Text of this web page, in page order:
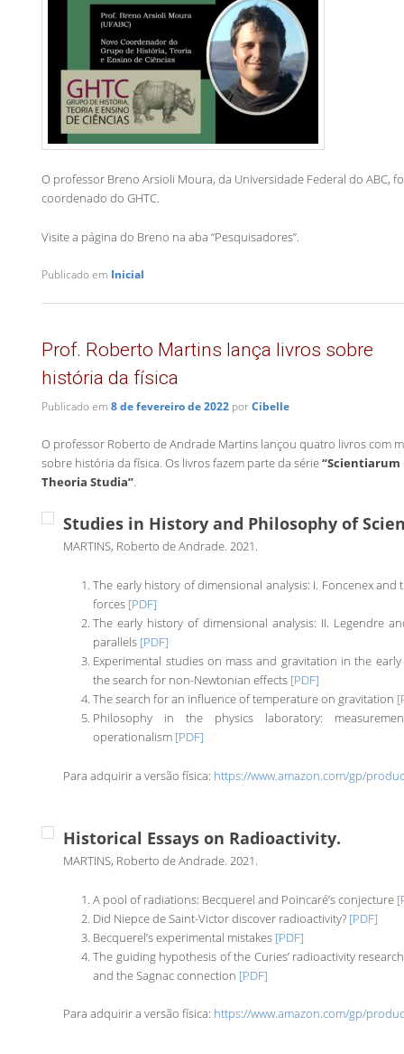
O professor Breno Arsioli Moura, da Universidade Federal do ABC,
coordenado do GHTC.
Visite a página do Breno na aba “Pesquisadores”.
Publicado em Inicial
Prof. Roberto Martins lança livros sobre
história da física
Publicado em 8 de fevereiro de 2022 porCibelle
O professor Roberto de Andrade Martins lançou quatro livros com
sobre história da física. Os livros fazem parte da série
Theoria Studia”.
Studies in History and Philosophy of
MARTINS, Roberto de Andrade. 2021.
The early history of dimensional analysis: I. Foncenex
forces [PDF]
The early history of dimensional analysis: II. Legendre
parallels [PDF]
Experimental studies on mass and gravitation in the
the search for non-Newtonian effects [PDF]
The search for an influence of temperature on gravitation
Philosophy in the physics laboratory:
operationalism [PDF]
Para adquirir a versão física: https://www.amazon.com/gp/
Historical Essays on Radioactivity.
MARTINS, Roberto de Andrade. 2021.
A pool of radiations: Becquerel and Poincaré’s conjecture
Did Niepce de Saint-Victor discover radioactivity? [PDF]
Becquerel’s experimental mistakes [PDF]
The guiding hypothesis of the Curies’ radioactivity
and the Sagnac connection [PDF]
Para adquirir a versão física: https://www.amazon.com/gp/